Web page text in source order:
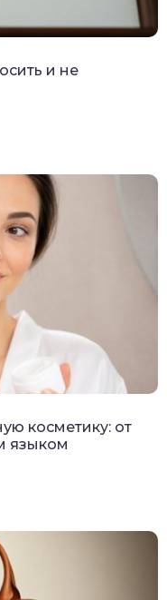
и не
косметику: от
языком